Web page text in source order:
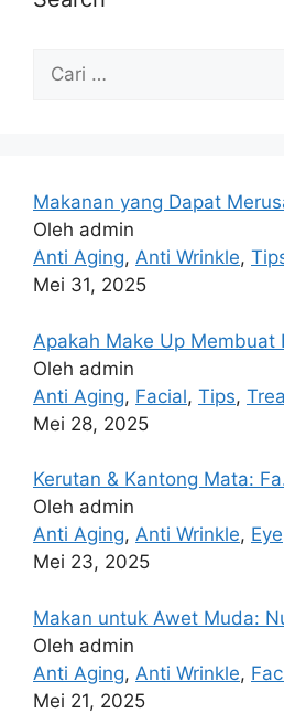
Makanan yang Dapat
Oleh admin
Anti Aging, Anti Wrinkle,
Mei 31, 2025
Apakah Make Up Membuat
Oleh admin
Anti Aging, Facial, Tips,
Mei 28, 2025
Kerutan & Kantong Mata:
Oleh admin
Anti Aging, Anti Wrinkle, Eye
Mei 23, 2025
Makan untuk Awet Muda:
Oleh admin
Anti Aging, Anti Wrinkle,
Mei 21, 2025